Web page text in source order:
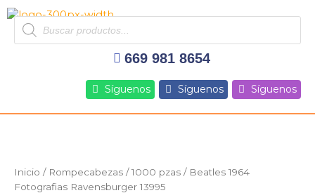
al
contenido
Products
search
669 981 8654
Síguenos Síguenos Síguenos
Inicio / Rompecabezas /1000 pzas / Beatles 1964
Fotografias Ravensburger 13995